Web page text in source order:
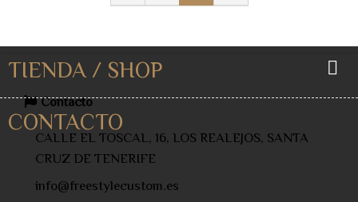
TIENDA / SHOP
CONTACTO
Contacto
CALLE EL TOSCAL, 16, LOS REALEJOS, SANTA
CRUZ DE TENERIFE
info@freestylecustom.es